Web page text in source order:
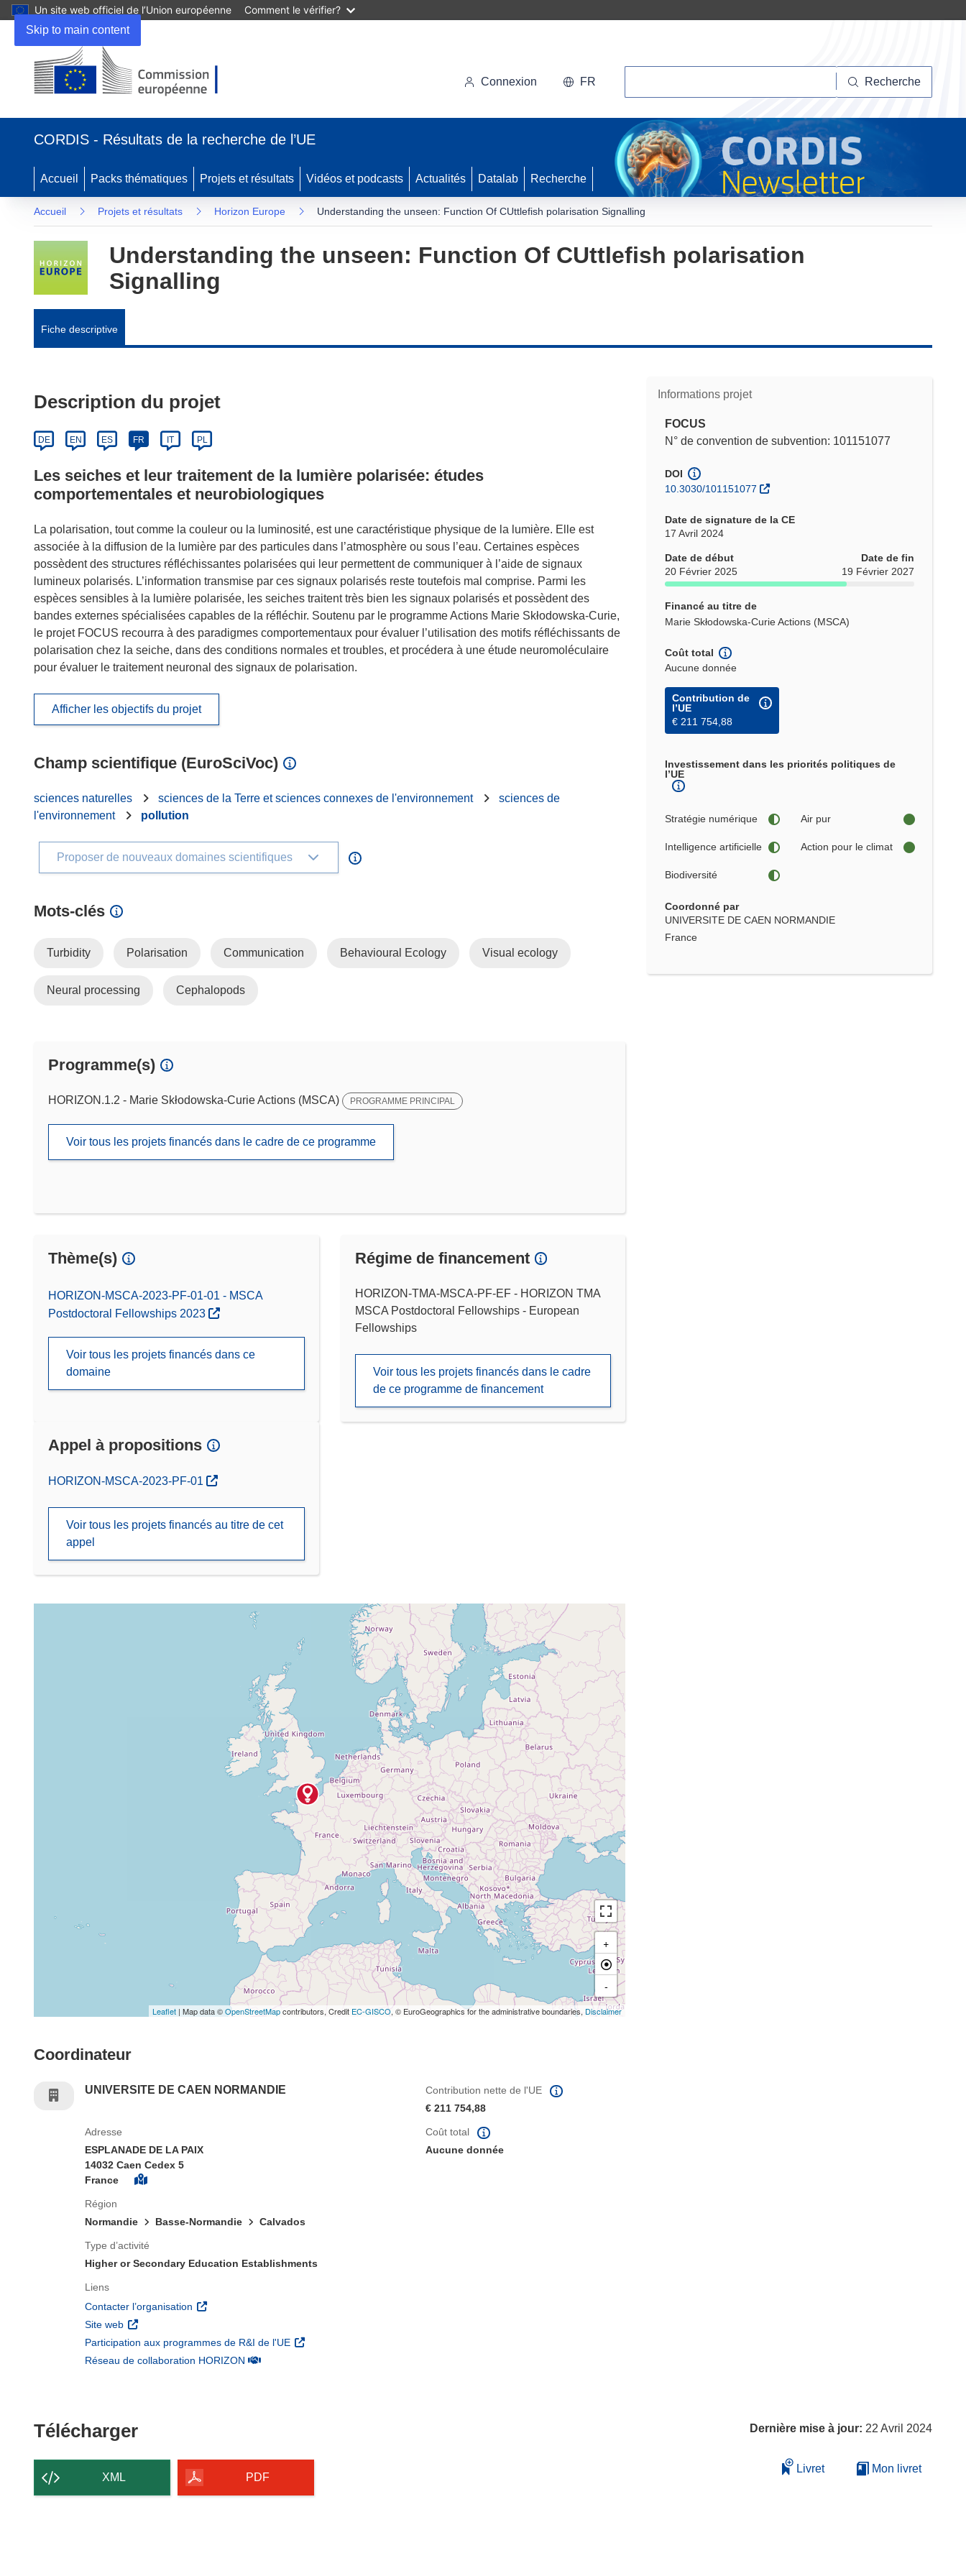
Skip to main content
Un site web officiel de l’Union européenne Comment le vérifier?
Connexion FR Recherche
CORDIS - Résultats de la recherche de l’UE
Accueil Packs thématiques Projets et résultats Vidéos et podcasts Actualités Datalab Recherche
Accueil Projets et résultats Horizon Europe Understanding the unseen: Function Of CUttlefish polarisation Signalling
Understanding the unseen: Function Of CUttlefish polarisation
Signalling
Fiche descriptive
Informations projet
FOCUS
N° de convention de subvention: 101151077
DOI
10.3030/101151077
Date de signature de la CE
17 Avril 2024
Date de début
20 Février 2025
Date de fin
19 Février 2027
Financé au titre de
Marie Skłodowska-Curie Actions (MSCA)
Coût total
Aucune donnée
Contribution de
l’UE
€ 211 754,88
Investissement dans les priorités politiques de
l’UE
Stratégie numérique Air pur
Intelligence artificielle Action pour le climat
Biodiversité
Coordonné par
UNIVERSITE DE CAEN NORMANDIE
France
Description du projet
DE EN ES FR IT PL
Les seiches et leur traitement de la lumière polarisée: études
comportementales et neurobiologiques
La polarisation, tout comme la couleur ou la luminosité, est une caractéristique physique de la lumière. Elle est
associée à la diffusion de la lumière par des particules dans l’atmosphère ou sous l’eau. Certaines espèces
possèdent des structures réfléchissantes polarisées qui leur permettent de communiquer à l’aide de signaux
lumineux polarisés. L’information transmise par ces signaux polarisés reste toutefois mal comprise. Parmi les
espèces sensibles à la lumière polarisée, les seiches traitent très bien les signaux polarisés et possèdent des
bandes externes spécialisées capables de la réfléchir. Soutenu par le programme Actions Marie Skłodowska-Curie,
le projet FOCUS recourra à des paradigmes comportementaux pour évaluer l’utilisation des motifs réfléchissants de
polarisation chez la seiche, dans des conditions normales et troubles, et procédera à une étude neuromoléculaire
pour évaluer le traitement neuronal des signaux de polarisation.
Afficher les objectifs du projet
Champ scientifique (EuroSciVoc)
sciences naturelles sciences de la Terre et sciences connexes de l'environnement
sciences de
l'environnement
pollution
Proposer de nouveaux domaines scientifiques
Mots‑clés
Turbidity Polarisation Communication Behavioural Ecology Visual ecology
Neural processing Cephalopods
Programme(s)
HORIZON.1.2 - Marie Skłodowska-Curie Actions (MSCA) PROGRAMME PRINCIPAL
Voir tous les projets financés dans le cadre de ce programme
Thème(s)
HORIZON-MSCA-2023-PF-01-01 - MSCA
Postdoctoral Fellowships 2023
Voir tous les projets financés dans ce
domaine
Régime de financement
HORIZON-TMA-MSCA-PF-EF - HORIZON TMA
MSCA Postdoctoral Fellowships - European
Fellowships
Voir tous les projets financés dans le cadre
de ce programme de financement
Appel à propositions
(s’ouvre dans une nouvelle fenêtre)
HORIZON-MSCA-2023-PF-01
Voir tous les projets financés au titre de cet
appel
+
-
Leaflet | Map data ©OpenStreetMapcontributors, Credit EC-GISCO, © EuroGeographics for the administrative boundaries, Disclaimer
Coordinateur
UNIVERSITE DE CAEN NORMANDIE
Contribution nette de l'UE
€ 211 754,88
Adresse
ESPLANADE DE LA PAIX
14032 Caen Cedex 5
France
Région
Normandie
Basse-Normandie Calvados
Type d’activité
Higher or Secondary Education Establishments
Liens
Contacter l’organisation (s’ouvre dans une nouvelle fenêtre)
Site web (s’ouvre dans une nouvelle fenêtre)
Participation aux programmes de R&I de l'UE (s’ouvre dans une nouvelle fenêtre)
Réseau de collaboration HORIZON(s’ouvre dans une nouvelle fenêtre)
Coût total
Aucune donnée
TéléchargerTélécharger le contenu de la page
XML PDF
Dernière mise à jour: 22 Avril 2024
Livret Mon livret